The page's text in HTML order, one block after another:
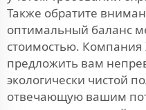
Также обратите
оптимальный баланс
стоимостью. Компания
предложить вам
экологически чистой
отвечающую вашим